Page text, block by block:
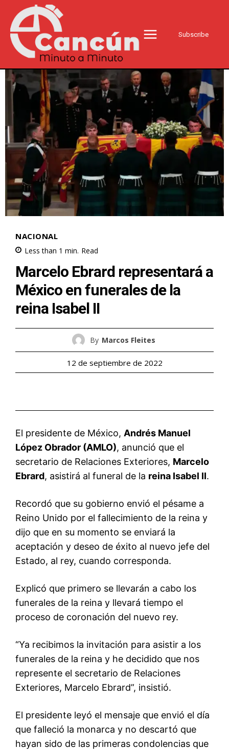
Subscribe
NACIONAL
Less than 1 min. Read
Marcelo Ebrard representará a
México en funerales de la
reina Isabel II
By Marcos Fleites
12 de septiembre de 2022
El presidente de México, Andrés Manuel
López Obrador (AMLO), anunció que el
secretario de Relaciones Exteriores, Marcelo
Ebrard, asistirá al funeral de la reina Isabel II.
Recordó que su gobierno envió el pésame a
Reino Unido por el fallecimiento de la reina y
dijo que en su momento se enviará la
aceptación y deseo de éxito al nuevo jefe del
Estado, al rey, cuando corresponda.
Explicó que primero se llevarán a cabo los
funerales de la reina y llevará tiempo el
proceso de coronación del nuevo rey.
“Ya recibimos la invitación para asistir a los
funerales de la reina y he decidido que nos
represente el secretario de Relaciones
Exteriores, Marcelo Ebrard”, insistió.
El presidente leyó el mensaje que envió el día
que falleció la monarca y no descartó que
hayan sido de las primeras condolencias que